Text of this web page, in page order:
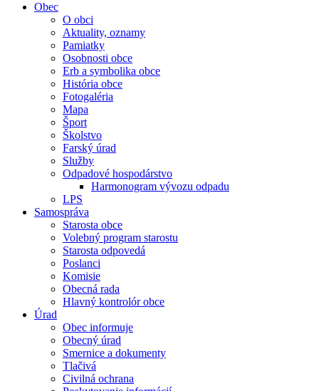
Obec
O obci
Aktuality, oznamy
Pamiatky
Osobnosti obce
Erb a symbolika obce
História obce
Fotogaléria
Mapa
Šport
Školstvo
Farský úrad
Služby
Odpadové hospodárstvo
Harmonogram vývozu odpadu
LPS
Samospráva
Starosta obce
Volebný program starostu
Starosta odpovedá
Poslanci
Komisie
Obecná rada
Hlavný kontrolór obce
Úrad
Obec informuje
Obecný úrad
Smernice a dokumenty
Tlačivá
Civilná ochrana